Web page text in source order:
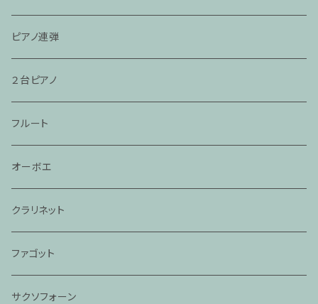
ピアノ連弾
２台ピアノ
フルート
オーボエ
クラリネット
ファゴット
サクソフォーン